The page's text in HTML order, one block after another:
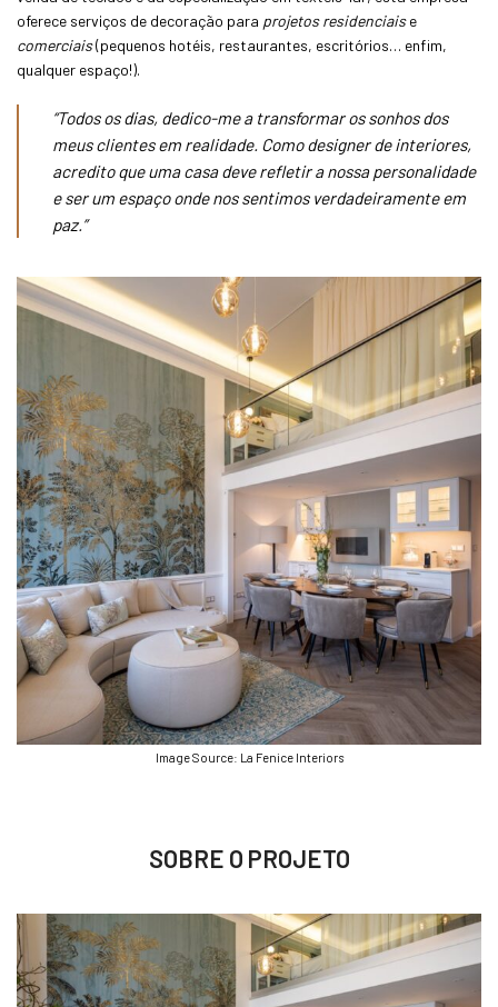
oferece serviços de decoração para projetos residenciaise
comerciais(pequenos hotéis, restaurantes, escritórios… enfim,
qualquer espaço!).
“Todos os dias, dedico-me a transformar os sonhos dos
meus clientes em realidade. Como designer de interiores,
acredito que uma casa deve refletir a nossa personalidade
e ser um espaço onde nos sentimos verdadeiramente em
paz.”
Image Source: La Fenice Interiors
SOBRE O PROJETO